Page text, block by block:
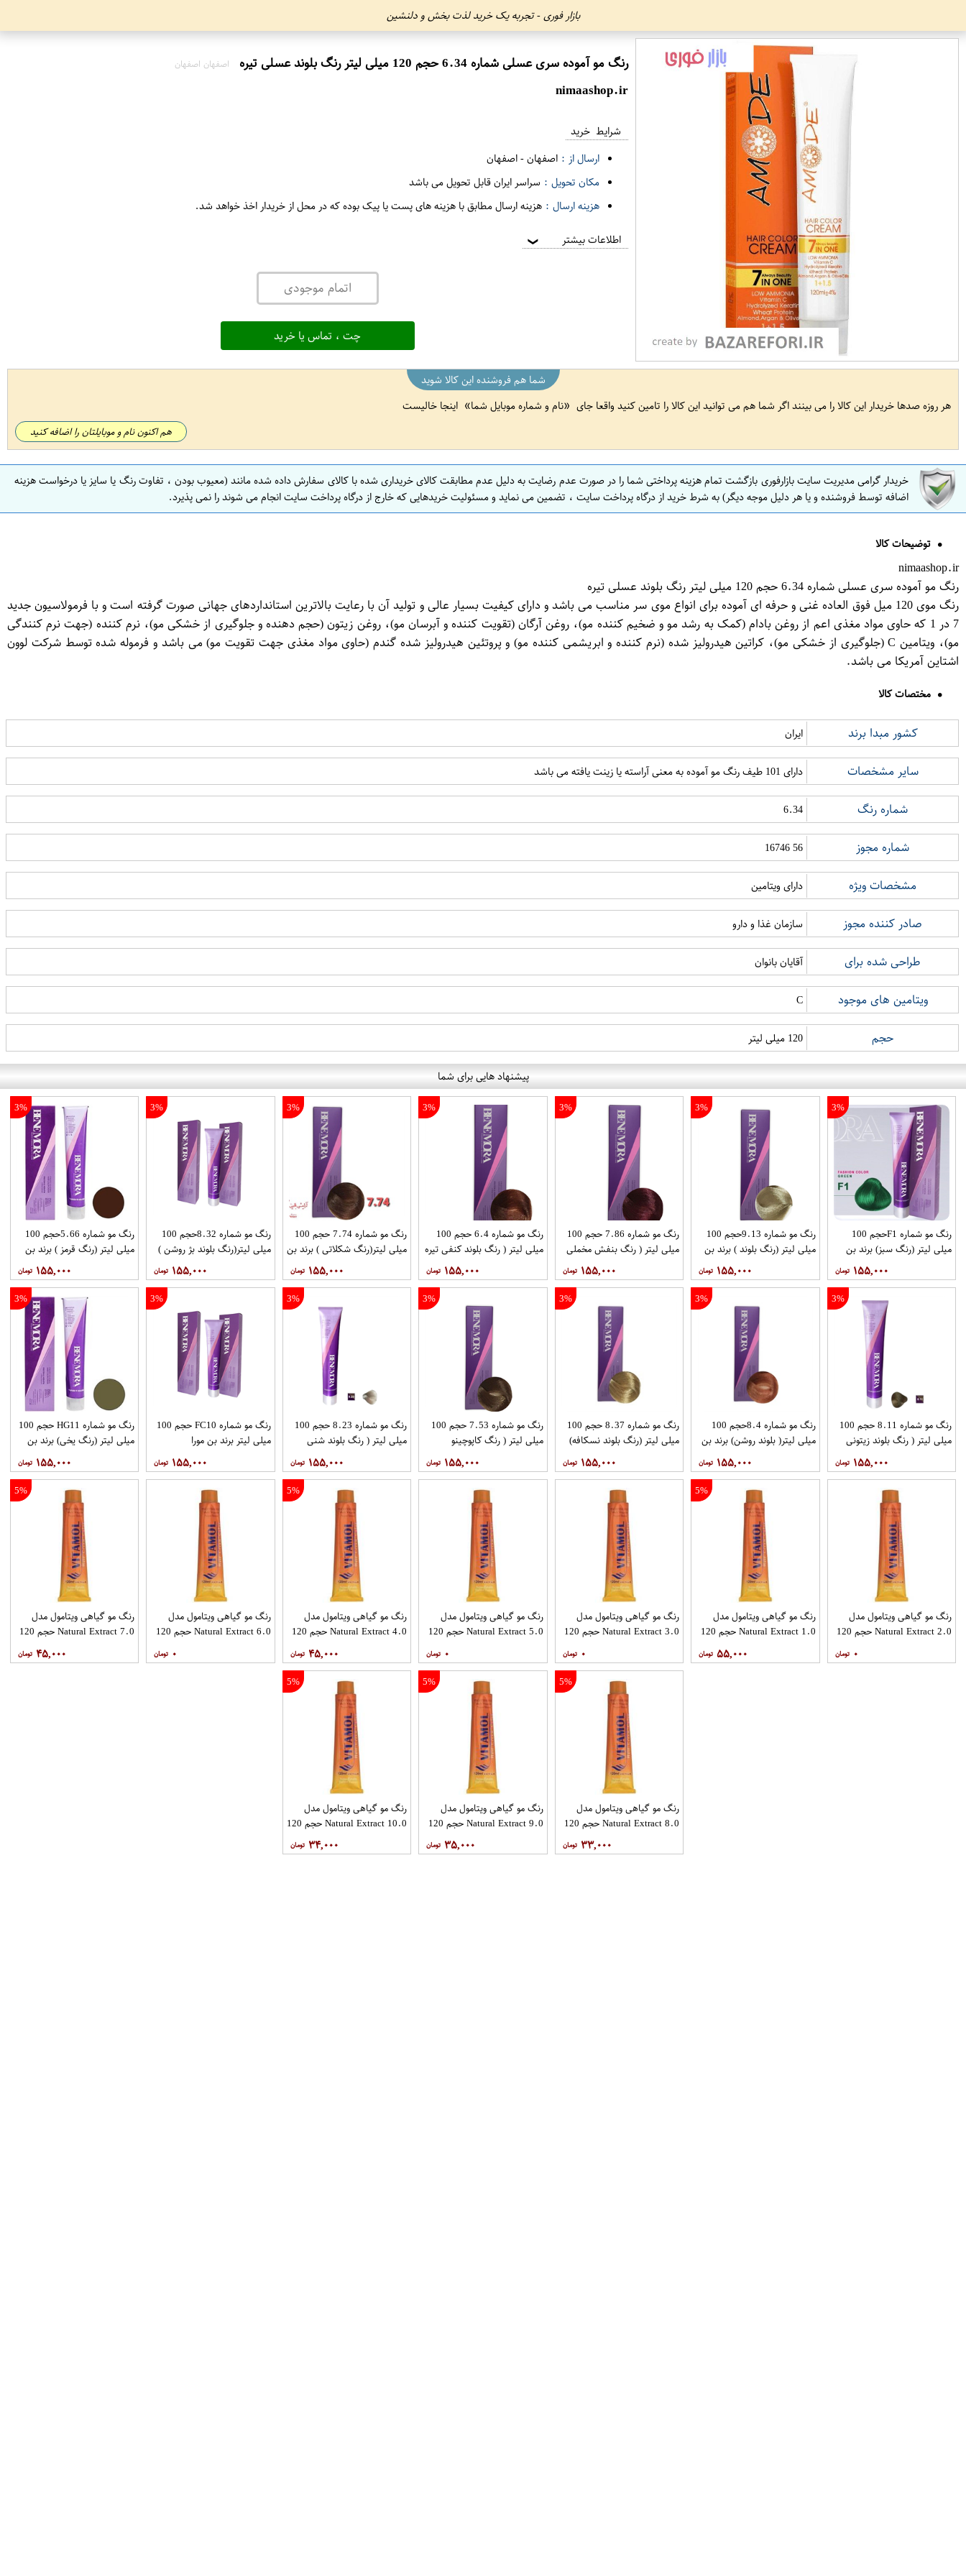
بازار فوری - تجربه یک خرید لذت بخش و دلنشین
رنگ مو آموده سری عسلی شماره 6.34 حجم 120 میلی لیتر رنگ بلوند عسلی تیره اصفهان اصفهان
nimaashop.ir
شرایط خرید
ارسال از : اصفهان-اصفهان
مکان تحویل : سراسر ایران قابل تحویل می باشد
هزینه ارسال : هزینه ارسال مطابق با هزینه های پست یا پیک بوده که در محل از خریدار اخذ خواهد شد.
اطلاعات بیشتر ❯
اتمام موجودی
چت ، تماس یا خرید
شما هم فروشنده این کالا شوید
هر روزه صدها خریدار این کالا را می بینند اگر شما هم می توانید این کالا را تامین کنید واقعا جای
نام و شماره موبایل شما اینجا خالیست
هم اکنون نام و موبایلتان را اضافه کنید
خریدار گرامی مدیریت سایت بازارفوری بازگشت تمام هزینه پرداختی شما را در صورت عدم رضایت به دلیل عدم مطابقت کالای خریداری شده با کالای سفارش داده شده مانند (معیوب بودن ، تفاوت رنگ یا سایز یا درخواست هزینه
اضافه توسط فروشنده و یا هر دلیل موجه دیگر) به شرط خرید از درگاه پرداخت سایت ، تضمین می نماید و مسئولیت خریدهایی که خارج از درگاه پرداخت سایت انجام می شوند را نمی پذیرد.
توضیحات کالا
nimaashop.ir
رنگ مو آموده سری عسلی شماره 6.34 حجم 120 میلی لیتر رنگ بلوند عسلی تیره
رنگ موی 120 میل فوق العاده غنی و حرفه ای آموده برای انواع موی سر مناسب می باشد و دارای کیفیت بسیار عالی و تولید آن با رعایت بالاترین استانداردهای جهانی صورت گرفته است و با فرمولاسیون جدید
7 در 1 که حاوی مواد مغذی اعم از روغن بادام (کمک به رشد مو و ضخیم کننده مو)، روغن آرگان (تقویت کننده و آبرسان مو)، روغن زیتون (حجم دهنده و جلوگیری از خشکی مو)، نرم کننده (جهت نرم کنندگی
مو)، ویتامین C (جلوگیری از خشکی مو)، کراتین هیدرولیز شده (نرم کننده و ابریشمی کننده مو) و پروتئین هیدرولیز شده گندم (حاوی مواد مغذی جهت تقویت مو) می باشد و فرموله شده توسط شرکت لوون
اشتاین آمریکا می باشد.
مختصات کالا
کشور مبدا برند ایران
سایر مشخصات دارای 101 طیف رنگ مو آموده به معنی آراسته یا زینت یافته می باشد
شماره رنگ 6.34
شماره مجوز 56 16746
مشخصات ویژه دارای ویتامین
صادر کننده مجوز سازمان غذا و دارو
طراحی شده برای آقایان بانوان
ویتامین های موجود C
حجم 120 میلی لیتر
پیشنهاد هایی برای شما
3%
رنگ مو شماره F1حجم 100
میلی لیتر (رنگ سبز) برند بن
۱۵۵,۰۰۰
3%
رنگ مو شماره 9.13حجم 100
میلی لیتر (رنگ بلوند ) برند بن
۱۵۵,۰۰۰
3%
رنگ مو شماره 7.86 حجم 100
میلی لیتر ( رنگ بنفش مخملی
۱۵۵,۰۰۰
3%
رنگ مو شماره 6.4 حجم 100
میلی لیتر ( رنگ بلوند کنفی تیره
۱۵۵,۰۰۰
3%
رنگ مو شماره 7.74 حجم 100
میلی لیتر(رنگ شکلاتی ) برند بن
۱۵۵,۰۰۰
3%
رنگ مو شماره 8.32حجم 100
میلی لیتر(رنگ بلوند بژ روشن )
۱۵۵,۰۰۰
3%
رنگ مو شماره 5.66حجم 100
میلی لیتر (رنگ قرمز ) برند بن
۱۵۵,۰۰۰
3%
رنگ مو شماره 8.11 حجم 100
میلی لیتر ( رنگ بلوند زیتونی
۱۵۵,۰۰۰
3%
رنگ مو شماره 8.4حجم 100
میلی لیتر( بلوند روشن) برند بن
۱۵۵,۰۰۰
3%
رنگ مو شماره 8.37 حجم 100
میلی لیتر (رنگ بلوند نسکافه)
۱۵۵,۰۰۰
3%
رنگ مو شماره 7.53 حجم 100
میلی لیتر ( رنگ کاپوچینو
۱۵۵,۰۰۰
3%
رنگ مو شماره 8.23 حجم 100
میلی لیتر ( رنگ بلوند شنی
۱۵۵,۰۰۰
3%
رنگ مو شماره FC10 حجم 100
میلی لیتر برند بن مورا
۱۵۵,۰۰۰
3%
رنگ مو شماره HG11 حجم 100
میلی لیتر (رنگ یخی) برند بن
۱۵۵,۰۰۰
رنگ مو گیاهی ویتامول مدل
Natural Extract 2.0 حجم 120
۰
5%
رنگ مو گیاهی ویتامول مدل
Natural Extract 1.0 حجم 120
۵۵,۰۰۰
رنگ مو گیاهی ویتامول مدل
Natural Extract 3.0 حجم 120
۰
رنگ مو گیاهی ویتامول مدل
Natural Extract 5.0 حجم 120
۰
5%
رنگ مو گیاهی ویتامول مدل
Natural Extract 4.0 حجم 120
۴۵,۰۰۰
رنگ مو گیاهی ویتامول مدل
Natural Extract 6.0 حجم 120
۰
5%
رنگ مو گیاهی ویتامول مدل
Natural Extract 7.0 حجم 120
۴۵,۰۰۰
5%
رنگ مو گیاهی ویتامول مدل
Natural Extract 8.0 حجم 120
۳۳,۰۰۰
5%
رنگ مو گیاهی ویتامول مدل
Natural Extract 9.0 حجم 120
۳۵,۰۰۰
5%
رنگ مو گیاهی ویتامول مدل
Natural Extract 10.0 حجم 120
۳۴,۰۰۰